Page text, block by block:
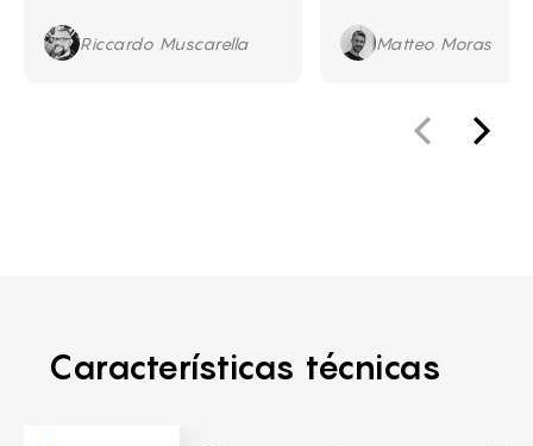
Riccardo Muscarella Matteo Moras
Características técnicas